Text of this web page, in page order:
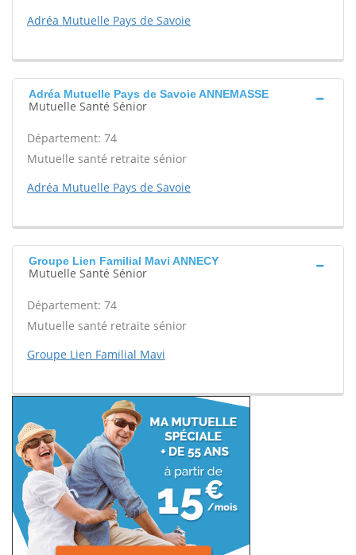
Adréa Mutuelle Pays de Savoie
Adréa Mutuelle Pays de Savoie ANNEMASSE
Mutuelle Santé Sénior
Département: 74
Mutuelle santé retraite sénior
Adréa Mutuelle Pays de Savoie
Groupe Lien Familial Mavi ANNECY
Mutuelle Santé Sénior
Département: 74
Mutuelle santé retraite sénior
Groupe Lien Familial Mavi